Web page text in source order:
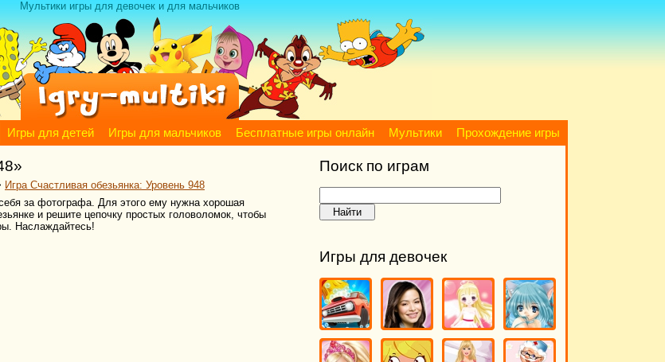
Мультики игры для девочек и для мальчиков
Игры для детей Игры для мальчиков Бесплатные игры онлайн Мультики Прохождение игры
Игра Счастливая обезьянка: Уровень 948
за фотографа. Для этого ему нужна хорошая
и решите цепочку простых головоломок, чтобы
Наслаждайтесь!
Поиск по играм
Игры для девочек